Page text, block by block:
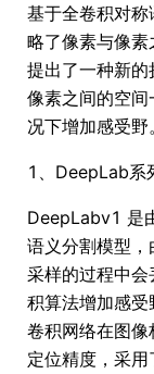
基于全卷积对
略了像素与像
提出了一种新
像素之间的空
况下增加感受野。
1、DeepLab系
DeepLabv1 是
语义分割模型
采样的过程中
积算法增加感
卷积网络在图
定位精度，采